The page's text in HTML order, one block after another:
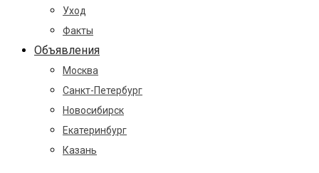
Уход
Факты
Объявления
Москва
Санкт-Петербург
Новосибирск
Екатеринбург
Казань